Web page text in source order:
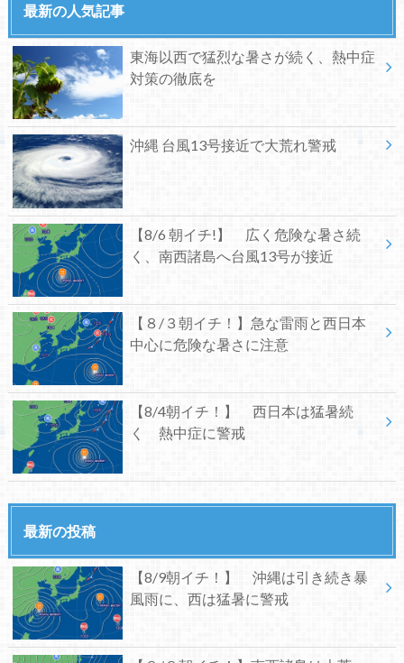
最新の人気記事
東海以西で猛烈な暑さが続く、熱中症
対策の徹底を
沖縄 台風13号接近で大荒れ警戒
【8/6 朝イチ!】 広く危険な暑さ続
く、南西諸島へ台風13号が接近
【８/３朝イチ！】急な雷雨と西日本
中心に危険な暑さに注意
【8/4朝イチ！】 西日本は猛暑続
く 熱中症に警戒
最新の投稿
【8/9朝イチ！】 沖縄は引き続き暴
風雨に、西は猛暑に警戒